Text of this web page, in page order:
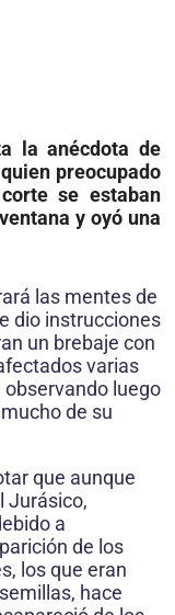
la anécdota de
preocupado
se estaban
y oyó una
las mentes de
dio instrucciones
un brebaje con
varias
luego
de su
que aunque
Jurásico,
a
de los
los que eran
hace